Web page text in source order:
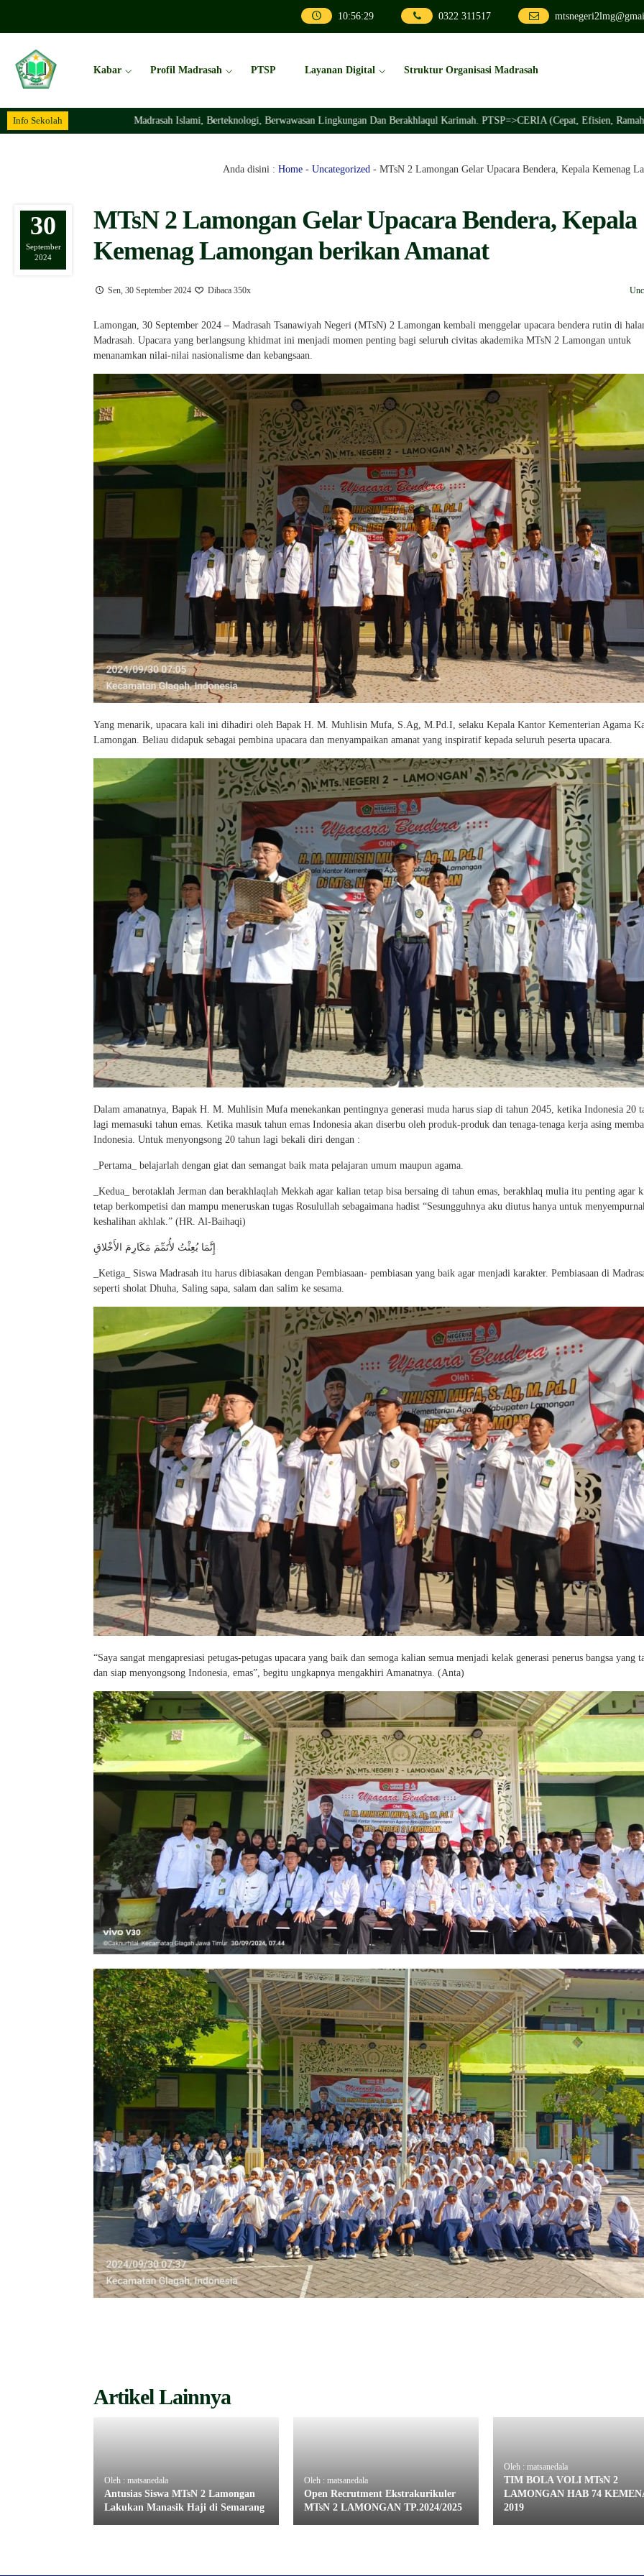
10:56:30 0322 311517
Kabar Profil Madrasah PTSP Layanan Digital Struktur Organisasi Madrasah
Info Sekolah Madrasah Islami, Berteknologi, Berwawasan Lingkungan Dan Berakhlaqul Karimah. PTSP=>CERIA (Cepat, Efisien, Ramah, Inovatif,
Anda disini : Home - Uncategorized - MTsN 2 Lamongan Gelar Upacara Bendera, Kepala Kemenag
30
September
2024
MTsN 2 Lamongan Gelar Upacara Bendera, Kepala
Kemenag Lamongan berikan Amanat
Sen, 30 September 2024 Dibaca 350x
Lamongan, 30 September 2024 – Madrasah Tsanawiyah Negeri (MTsN) 2 Lamongan kembali menggelar upacara bendera rutin di
Madrasah. Upacara yang berlangsung khidmat ini menjadi momen penting bagi seluruh civitas akademika MTsN 2 Lamongan untuk
menanamkan nilai-nilai nasionalisme dan kebangsaan.
Yang menarik, upacara kali ini dihadiri oleh Bapak H. M. Muhlisin Mufa, S.Ag, M.Pd.I, selaku Kepala Kantor Kementerian Agama
Lamongan. Beliau didapuk sebagai pembina upacara dan menyampaikan amanat yang inspiratif kepada seluruh peserta upacara.
Dalam amanatnya, Bapak H. M. Muhlisin Mufa menekankan pentingnya generasi muda harus siap di tahun 2045, ketika Indonesia 20
lagi memasuki tahun emas. Ketika masuk tahun emas Indonesia akan diserbu oleh produk-produk dan tenaga-tenaga kerja asing
Indonesia. Untuk menyongsong 20 tahun lagi bekali diri dengan :
_Pertama_ belajarlah dengan giat dan semangat baik mata pelajaran umum maupun agama.
_Kedua_ berotaklah Jerman dan berakhlaqlah Mekkah agar kalian tetap bisa bersaing di tahun emas, berakhlaq mulia itu penting agar
tetap berkompetisi dan mampu meneruskan tugas Rosulullah sebagaimana hadist “Sesungguhnya aku diutus hanya untuk
keshalihan akhlak.” (HR. Al-Baihaqi)
إِنَّمَا بُعِثْتُ لأُتَمِّمَ مَكَارِمَ الأَخْلاقِ
_Ketiga_ Siswa Madrasah itu harus dibiasakan dengan Pembiasaan- pembiasan yang baik agar menjadi karakter. Pembiasaan di
seperti sholat Dhuha, Saling sapa, salam dan salim ke sesama.
“Saya sangat mengapresiasi petugas-petugas upacara yang baik dan semoga kalian semua menjadi kelak generasi penerus bangsa yang
dan siap menyongsong Indonesia, emas”, begitu ungkapnya mengakhiri Amanatnya. (Anta)
Artikel Lainnya
Oleh : matsanedala
Antusias Siswa MTsN 2 Lamongan
Lakukan Manasik Haji di Semarang
Oleh : matsanedala
Open Recrutment Ekstrakurikuler
MTsN 2 LAMONGAN TP.2024/2025
Oleh : matsanedala
TIM BOLA VOLI MTsN 2
LAMONGAN HAB 74
2019